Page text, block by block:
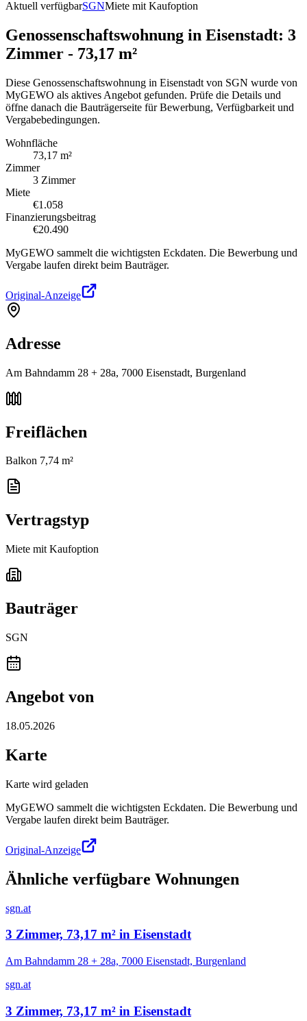
Aktuell verfügbarSGNMiete mit Kaufoption
Genossenschaftswohnung in Eisenstadt: 3
Zimmer - 73,17 m²
Diese Genossenschaftswohnung in Eisenstadt von SGN wurde von
MyGEWO als aktives Angebot gefunden. Prüfe die Details und
öffne danach die Bauträgerseite für Bewerbung, Verfügbarkeit und
Vergabebedingungen.
Wohnfläche
73,17 m²
Zimmer
3 Zimmer
Miete
€1.058
Finanzierungsbeitrag
€20.490
MyGEWO sammelt die wichtigsten Eckdaten. Die Bewerbung und
Vergabe laufen direkt beim Bauträger.
Original-Anzeige
Adresse
Am Bahndamm 28 + 28a, 7000 Eisenstadt, Burgenland
Freiflächen
Balkon 7,74 m²
Vertragstyp
Miete mit Kaufoption
Bauträger
SGN
Angebot von
18.05.2026
Karte
Karte wird geladen
MyGEWO sammelt die wichtigsten Eckdaten. Die Bewerbung und
Vergabe laufen direkt beim Bauträger.
Original-Anzeige
Ähnliche verfügbare Wohnungen
sgn.at
3 Zimmer, 73,17 m² in Eisenstadt
Am Bahndamm 28 + 28a, 7000 Eisenstadt, Burgenland
sgn.at
3 Zimmer, 73,17 m² in Eisenstadt